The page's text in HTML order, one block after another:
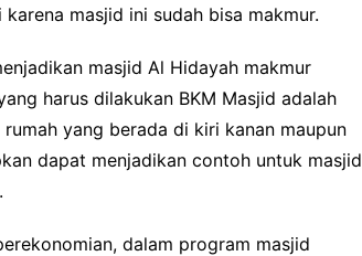
masjid ini sudah bisa makmur.
masjid Al Hidayah makmur
harus dilakukan BKM Masjid adalah
yang berada di kiri kanan maupun
dapat menjadikan contoh untuk masjid
dalam program masjid